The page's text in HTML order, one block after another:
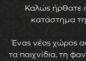
Καλώς ήρθατε
κατάστημα
Ένας νέος χώρος
τα παιχνίδια, τη